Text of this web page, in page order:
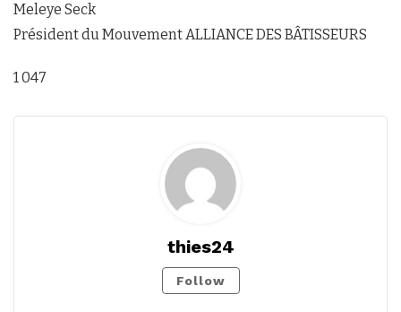
Meleye Seck
Président du Mouvement ALLIANCE DES BÂTISSEURS
1 047
thies24
Follow